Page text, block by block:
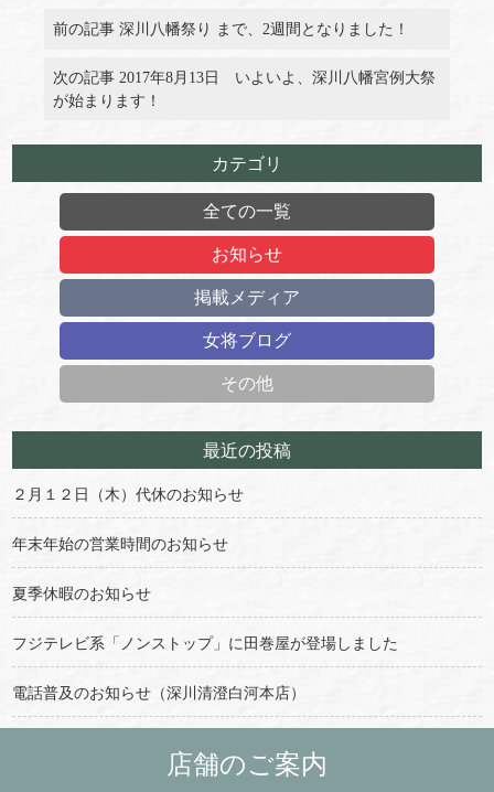
前の記事 深川八幡祭り まで、2週間となりました！
次の記事 2017年8月13日 いよいよ、深川八幡宮例大祭
が始まります！
カテゴリ
全ての一覧
お知らせ
掲載メディア
女将ブログ
その他
最近の投稿
２月１２日（木）代休のお知らせ
年末年始の営業時間のお知らせ
夏季休暇のお知らせ
フジテレビ系「ノンストップ」に田巻屋が登場しました
電話普及のお知らせ（深川清澄白河本店）
店舗のご案内